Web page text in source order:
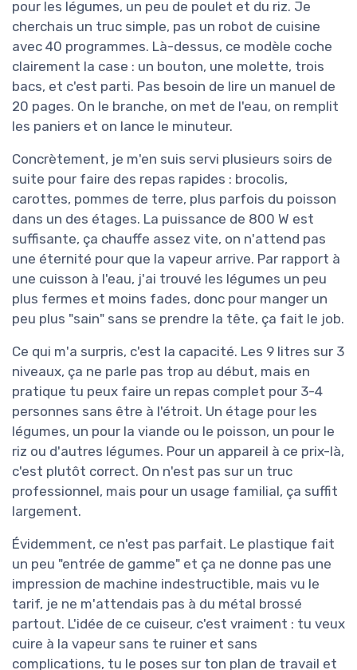
pour les légumes, un peu de poulet et du riz. Je
cherchais un truc simple, pas un robot de cuisine
avec 40 programmes. Là-dessus, ce modèle coche
clairement la case : un bouton, une molette, trois
bacs, et c'est parti. Pas besoin de lire un manuel de
20 pages. On le branche, on met de l'eau, on remplit
les paniers et on lance le minuteur.
Concrètement, je m'en suis servi plusieurs soirs de
suite pour faire des repas rapides : brocolis,
carottes, pommes de terre, plus parfois du poisson
dans un des étages. La puissance de 800 W est
suffisante, ça chauffe assez vite, on n'attend pas
une éternité pour que la vapeur arrive. Par rapport à
une cuisson à l'eau, j'ai trouvé les légumes un peu
plus fermes et moins fades, donc pour manger un
peu plus "sain" sans se prendre la tête, ça fait le job.
Ce qui m'a surpris, c'est la capacité. Les 9 litres sur 3
niveaux, ça ne parle pas trop au début, mais en
pratique tu peux faire un repas complet pour 3-4
personnes sans être à l'étroit. Un étage pour les
légumes, un pour la viande ou le poisson, un pour le
riz ou d'autres légumes. Pour un appareil à ce prix-là,
c'est plutôt correct. On n'est pas sur un truc
professionnel, mais pour un usage familial, ça suffit
largement.
Évidemment, ce n'est pas parfait. Le plastique fait
un peu "entrée de gamme" et ça ne donne pas une
impression de machine indestructible, mais vu le
tarif, je ne m'attendais pas à du métal brossé
partout. L'idée de ce cuiseur, c'est vraiment : tu veux
cuire à la vapeur sans te ruiner et sans
complications, tu le poses sur ton plan de travail et